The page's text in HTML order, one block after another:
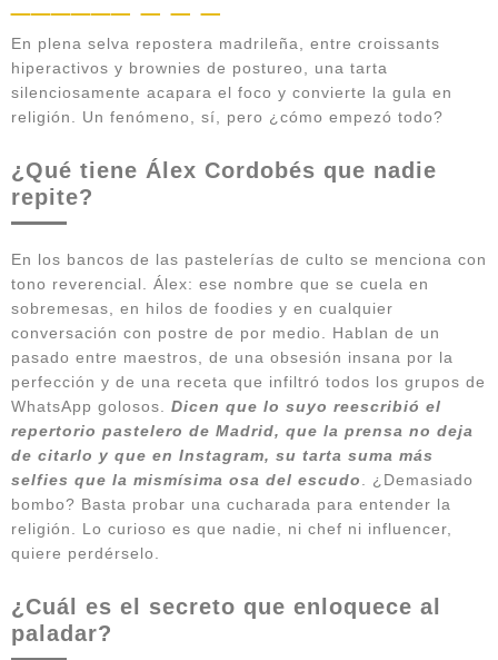
En plena selva repostera madrileña, entre croissants
hiperactivos y brownies de postureo, una tarta
silenciosamente acapara el foco y convierte la gula en
religión. Un fenómeno, sí, pero ¿cómo empezó todo?
¿Qué tiene Álex Cordobés que nadie
repite?
En los bancos de las pastelerías de culto se menciona con
tono reverencial. Álex: ese nombre que se cuela en
sobremesas, en hilos de foodies y en cualquier
conversación con postre de por medio. Hablan de un
pasado entre maestros, de una obsesión insana por la
perfección y de una receta que infiltró todos los grupos de
WhatsApp golosos. Dicen que lo suyo reescribió el
repertorio pastelero de Madrid, que la prensa no deja
de citarlo y que en Instagram, su tarta suma más
selfies que la mismísima osa del escudo
. ¿Demasiado
bombo? Basta probar una cucharada para entender la
religión. Lo curioso es que nadie, ni chef ni influencer,
quiere perdérselo.
¿Cuál es el secreto que enloquece al
paladar?